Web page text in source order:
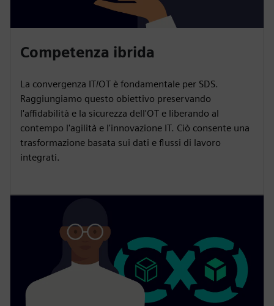
Competenza ibrida
La convergenza IT/OT è fondamentale per SDS.
Raggiungiamo questo obiettivo preservando
l'affidabilità e la sicurezza dell'OT e liberando al
contempo l'agilità e l'innovazione IT. Ciò consente una
trasformazione basata sui dati e flussi di lavoro
integrati.